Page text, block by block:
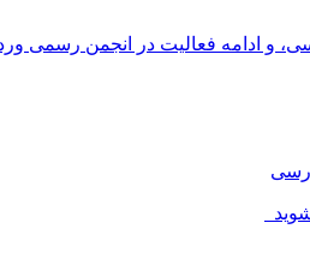
و ادامه فعالیت در انجمن رسمی